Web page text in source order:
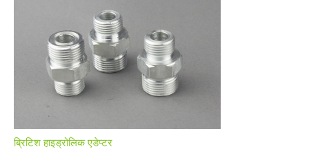
ब्रिटिश हाइड्रोलिक एडेप्टर